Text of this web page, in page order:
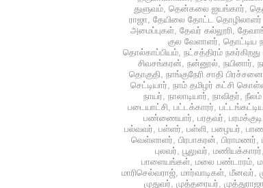
துளுவம், தென்கலை ஐயங்கார்,
ராஜா, தேயிலை தோட்ட தொழிலாளர்
அமைப்புகள், தேவர் கல்லூரி,
குல வேளாளர், தொட்டிய
தொல்காப்பியம், நட்சத்திரம்
சிவசங்கரன், நன்னூல், நயினார்,
தொகுதி, நாங்குநேரி சாதி பிரச்சனை
செட்டியார், நாம் தமிழர் கட்சி
நாயர், நாலாடியார், நாவிதர், நீலம்
படையாட்சி, பட்டக்காரர்,
பண்ணையார், பரதவர்,
பல்வவர், பள்ளர், பள்ளி, பழையர்,
வெள்ளாளர், பிரபாகரன், பிராமணர்,
புலவர், பூலுவர், மணியக்காரர்,
பாளையங்கள், மலை பண்டாரம்,
மாரிசெல்வராஜ், மார்வாடிகள், மீனவர்,
முதுவர், முத்தரையர், முத்துராஜா